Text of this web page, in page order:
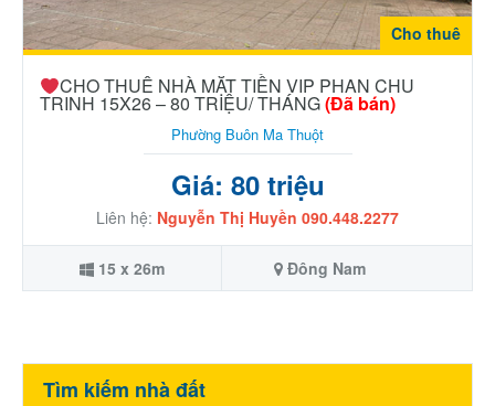
Cho thuê
CHO THUÊ NHÀ MẶT TIỀN VIP PHAN CHU
TRINH 15X26 – 80 TRIỆU/ THÁNG(Đã bán)
Phường Buôn Ma Thuột
Giá: 80 triệu
Liên hệ: Nguyễn Thị Huyền 090.448.2277
15 x 26m Đông Nam
Tìm kiếm nhà đất